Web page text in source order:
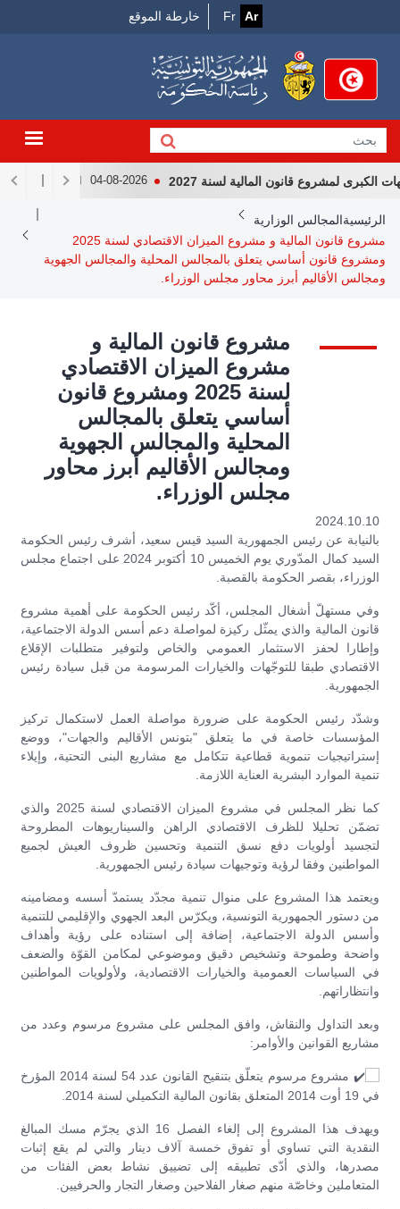
الرئيسي
Fr Ar
Menu
خارطة الموقع
لمشروع قانون المالية لسنة 2027 04-08-2026 لقاء رئيس
Breadcrumb
الرئيسيةالمجالس الوزارية
مشروع قانون المالية و مشروع الميزان الاقتصادي لسنة 2025
ومشروع قانون أساسي يتعلق بالمجالس المحلية والمجالس الجهوية
ومجالس الأقاليم أبرز محاور مجلس الوزراء.
مشروع قانون المالية و
مشروع الميزان الاقتصادي
لسنة 2025 ومشروع قانون
أساسي يتعلق بالمجالس
المحلية والمجالس الجهوية
ومجالس الأقاليم أبرز محاور
مجلس الوزراء.
2024.10.10
بالنيابة عن رئيس الجمهورية السيد قيس سعيد، أشرف رئيس الحكومة
السيد كمال المدّوري يوم الخميس 10 أكتوبر 2024 على اجتماع مجلس
الوزراء، بقصر الحكومة بالقصبة.
وفي مستهلّ أشغال المجلس، أكّد رئيس الحكومة على أهمية مشروع
قانون المالية والذي يمثّل ركيزة لمواصلة دعم أسس الدولة الاجتماعية،
وإطارا لحفز الاستثمار العمومي والخاص ولتوفير متطلبات الإقلاع
الاقتصادي طبقا للتوجّهات والخيارات المرسومة من قبل سيادة رئيس
الجمهورية.
وشدّد رئيس الحكومة على ضرورة مواصلة العمل لاستكمال تركيز
المؤسسات خاصة في ما يتعلق "بتونس الأقاليم والجهات"، ووضع
إستراتيجيات تنموية قطاعية تتكامل مع مشاريع البنى التحتية، وإيلاء
تنمية الموارد البشرية العناية اللازمة.
كما نظر المجلس في مشروع الميزان الاقتصادي لسنة 2025 والذي
تضمّن تحليلا للظرف الاقتصادي الراهن والسيناريوهات المطروحة
لتجسيد أولويات دفع نسق التنمية وتحسين ظروف العيش لجميع
المواطنين وفقا لرؤية وتوجيهات سيادة رئيس الجمهورية.
ويعتمد هذا المشروع على منوال تنمية مجدّد يستمدّ أسسه ومضامينه
من دستور الجمهورية التونسية، ويكرّس البعد الجهوي والإقليمي للتنمية
وأسس الدولة الاجتماعية، إضافة إلى استناده على رؤية وأهداف
واضحة وطموحة وتشخيص دقيق وموضوعي لمكامن القوّة والضعف
في السياسات العمومية والخيارات الاقتصادية، ولأولويات المواطنين
وانتظاراتهم.
وبعد التداول والنقاش، وافق المجلس على مشروع مرسوم وعدد من
مشاريع القوانين والأوامر:
مشروع مرسوم يتعلّق بتنقيح القانون عدد 54 لسنة 2014 المؤرخ
في 19 أوت 2014 المتعلق بقانون المالية التكميلي لسنة 2014.
ويهدف هذا المشروع إلى إلغاء الفصل 16 الذي يجرّم مسك المبالغ
النقدية التي تساوي أو تفوق خمسة آلاف دينار والتي لم يقع إثبات
مصدرها، والذي أدّى تطبيقه إلى تضييق نشاط بعض الفئات من
المتعاملين وخاصّة منهم صغار الفلاحين وصغار التجار والحرفيين.